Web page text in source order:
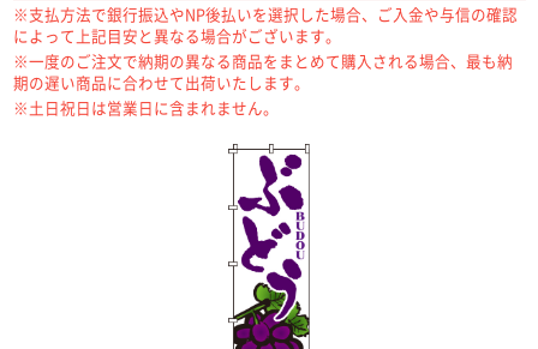
※支払方法で銀行振込やNP後払いを選択した場合、ご入金や与信の確認
によって上記目安と異なる場合がございます。
※一度のご注文で納期の異なる商品をまとめて購入される場合、最も納
期の遅い商品に合わせて出荷いたします。
※土日祝日は営業日に含まれません。